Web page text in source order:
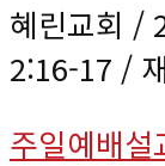
혜린교회 /
2:16-17 /
주일예배설